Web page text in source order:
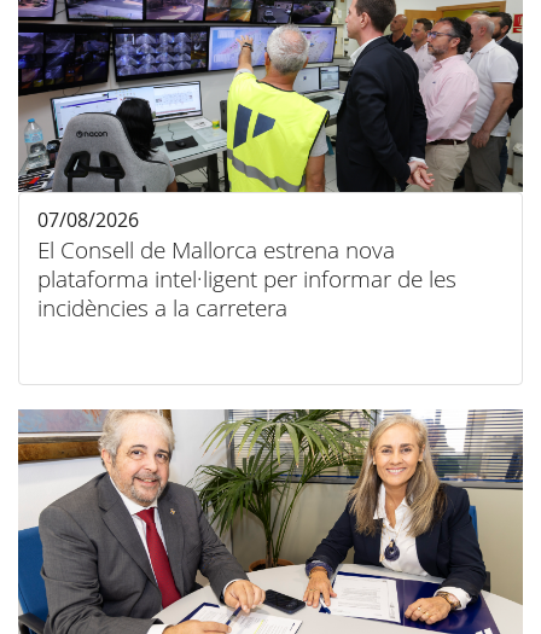
El Consell de Mallorca estrena nova
plataforma intel·ligent per informar de les
incidències a la carretera
07/08/2026